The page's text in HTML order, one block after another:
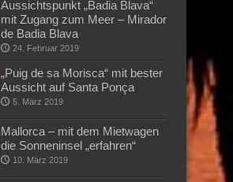
Aussichtspunkt „Badia Blava“
mit Zugang zum Meer – Mirador
de Badia Blava
24. Februar 2019
„Puig de sa Morisca“ mit bester
Aussicht auf Santa Ponça
5. März 2019
Mallorca – mit dem Mietwagen
die Sonneninsel „erfahren“
10. März 2019